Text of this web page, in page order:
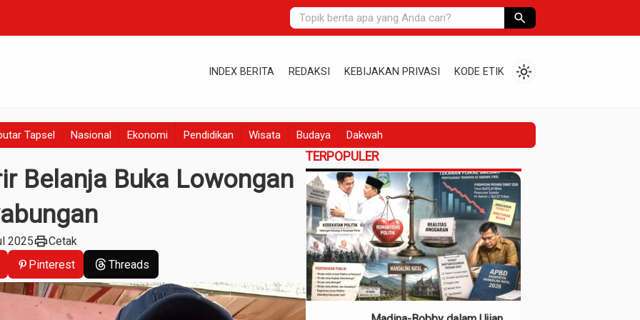
search
INDEX BERITA REDAKSI KEBIJAKAN PRIVASI KODE ETIK light_mode
Tapsel Nasional Ekonomi Pendidikan Wisata Budaya Dakwah
Belanja Buka Lowongan
2025printCetak
Pinterest Threads
TERPOPULER